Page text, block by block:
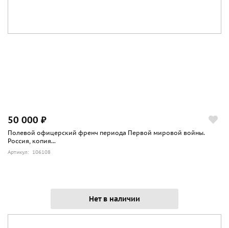
50 000 ₽
Полевой офицерский френч периода Первой мировой войны.
Россия, копия...
Артикул: 106108
Нет в наличии